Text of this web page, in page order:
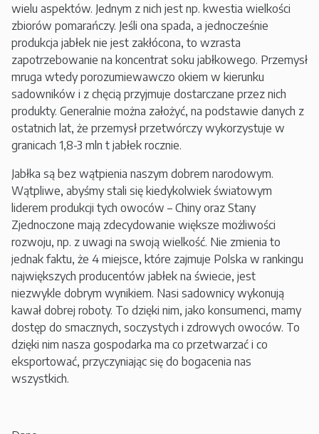
wielu aspektów. Jednym z nich jest np. kwestia wielkości
zbiorów pomarańczy. Jeśli ona spada, a jednocześnie
produkcja jabłek nie jest zakłócona, to wzrasta
zapotrzebowanie na koncentrat soku jabłkowego. Przemysł
mruga wtedy porozumiewawczo okiem w kierunku
sadowników i z chęcią przyjmuje dostarczane przez nich
produkty. Generalnie można założyć, na podstawie danych z
ostatnich lat, że przemysł przetwórczy wykorzystuje w
granicach 1,8-3 mln t jabłek rocznie.
Jabłka są bez wątpienia naszym dobrem narodowym.
Wątpliwe, abyśmy stali się kiedykolwiek światowym
liderem produkcji tych owoców – Chiny oraz Stany
Zjednoczone mają zdecydowanie większe możliwości
rozwoju, np. z uwagi na swoją wielkość. Nie zmienia to
jednak faktu, że 4 miejsce, które zajmuje Polska w rankingu
największych producentów jabłek na świecie, jest
niezwykle dobrym wynikiem. Nasi sadownicy wykonują
kawał dobrej roboty. To dzięki nim, jako konsumenci, mamy
dostęp do smacznych, soczystych i zdrowych owoców. To
dzięki nim nasza gospodarka ma co przetwarzać i co
eksportować, przyczyniając się do bogacenia nas
wszystkich.